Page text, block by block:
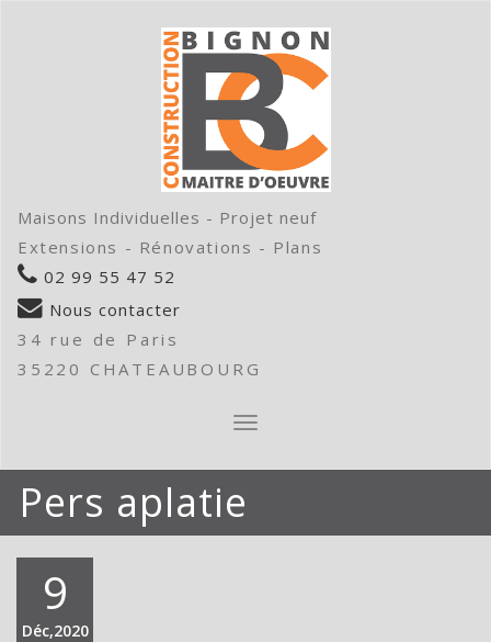
Maisons Individuelles - Projet neuf
Extensions - Rénovations - Plans
02 99 55 47 52
Nous contacter
34 rue de Paris
35220 CHATEAUBOURG
AFFICHER/MASQUER
Pers aplatie
9
Déc,2020